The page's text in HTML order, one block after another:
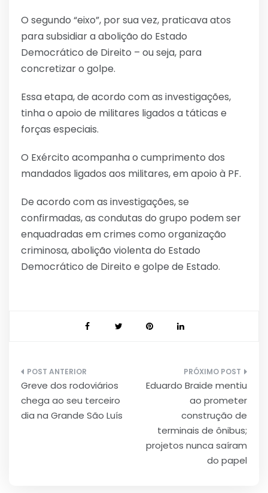
O segundo “eixo”, por sua vez, praticava atos
para subsidiar a abolição do Estado
Democrático de Direito – ou seja, para
concretizar o golpe.
Essa etapa, de acordo com as investigações,
tinha o apoio de militares ligados a táticas e
forças especiais.
O Exército acompanha o cumprimento dos
mandados ligados aos militares, em apoio à PF.
De acordo com as investigações, se
confirmadas, as condutas do grupo podem ser
enquadradas em crimes como organização
criminosa, abolição violenta do Estado
Democrático de Direito e golpe de Estado.
Navegação
de
Post
Greve dos rodoviários
chega ao seu terceiro
dia na Grande São Luís
Eduardo Braide mentiu
ao prometer
construção de
terminais de ônibus;
projetos nunca saíram
do papel